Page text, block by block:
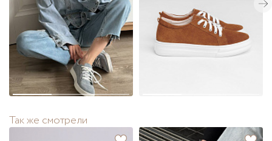
Так же смотрели